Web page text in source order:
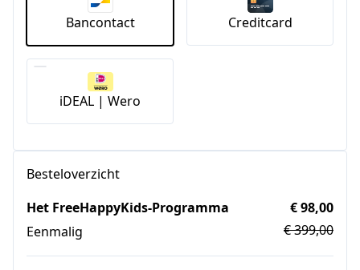
Bancontact Creditcard
iDEAL | Wero
Besteloverzicht
Het FreeHappyKids-Programma
Eenmalig
€ 98,00
€ 399,00